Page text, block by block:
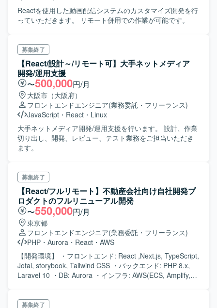
Reactを使用した動画配信システムのカスタマイズ開発を行
っていただきます。 リモート併用での作業が可能です。
募集終了
【React/設計～/リモート可】大手ネットメディア
開発/運用支援
〜500,000円/月
大阪市（大阪府）
フロントエンドエンジニア(業務委託・フリーランス)
JavaScript ・ React ・ Linux
大手ネットメディア開発/運用支援を行います。 設計、作業
切り出し、開発、レビュー、テスト業務をご担当いただき
ます。
募集終了
【React/フルリモート】不動産会社向け自社開発プ
ロダクトのフルリニューアル開発
〜550,000円/月
東京都
フロントエンドエンジニア(業務委託・フリーランス)
PHP ・ Aurora ・ React ・ AWS
【開発環境】 ・フロントエンド: React ,Next.js, TypeScript,
Jotai, storybook, Tailwind CSS ・バックエンド: PHP 8.x,
Laravel 10 ・DB: Aurora ・インフラ: AWS(ECS, Amplify,
募集終了